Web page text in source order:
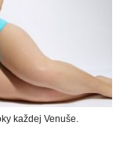
každej Venuše.